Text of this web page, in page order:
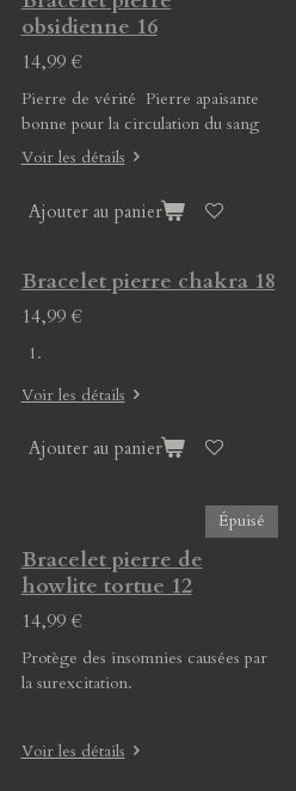
obsidienne 16
14,99 €
Pierre de vérité Pierre apaisante
bonne pour la circulation du sang
Voir les détails
Ajouter au panier
Bracelet pierre chakra 18
14,99 €
Voir les détails
Ajouter au panier
Épuisé
Bracelet pierre de
howlite tortue 12
14,99 €
Protège des insomnies causées par
la surexcitation.
Voir les détails